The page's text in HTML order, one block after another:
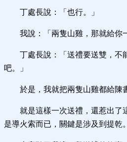
丁處長說：「也行。」
我說：「兩隻山雞，那就給你
丁處長說：「送禮要送雙，不
吧。」
於是，我就把兩隻山雞都給陳
就是這樣一次送禮，還惹出了
是導火索而已，關鍵是涉及到提乾。